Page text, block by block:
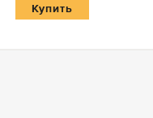
Купить